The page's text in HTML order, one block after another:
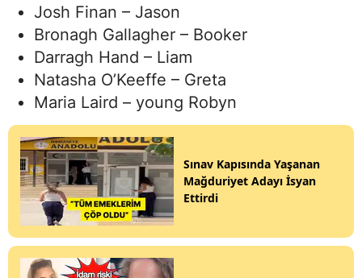
Josh Finan – Jason
Bronagh Gallagher – Booker
Darragh Hand – Liam
Natasha O’Keeffe – Greta
Maria Laird – young Robyn
Sınav Kapısında Yaşanan
Mağduriyet Adayı İsyan
Ettirdi